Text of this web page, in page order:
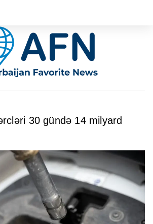
30 gündə 14 milyard